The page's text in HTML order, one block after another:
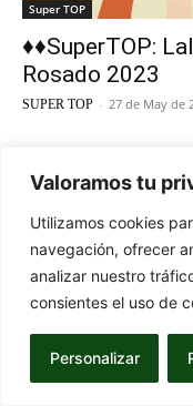
Valoramos tu
Utilizamos cookies
navegación, ofrecer
analizar nuestro
consientes el uso de
Personalizar
Super TOP
♦♦SuperTOP:
Rosado 2023
SUPER TOP - 27 de May de
©